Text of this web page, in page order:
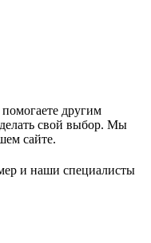
другим
делать свой выбор. Мы
сайте.
и наши специалисты